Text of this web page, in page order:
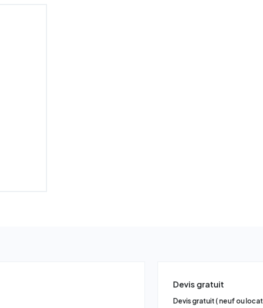
Devis gratuit
Devis gratuit ( neuf ou